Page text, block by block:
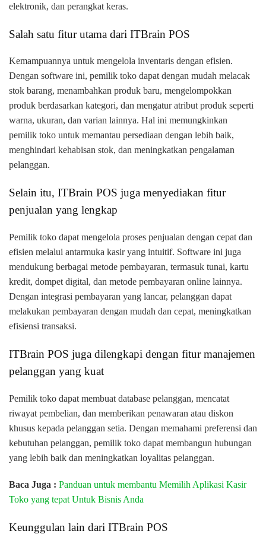
elektronik, dan perangkat keras.
Salah satu fitur utama dari ITBrain POS
Kemampuannya untuk mengelola inventaris dengan efisien.
Dengan software ini, pemilik toko dapat dengan mudah melacak
stok barang, menambahkan produk baru, mengelompokkan
produk berdasarkan kategori, dan mengatur atribut produk seperti
warna, ukuran, dan varian lainnya. Hal ini memungkinkan
pemilik toko untuk memantau persediaan dengan lebih baik,
menghindari kehabisan stok, dan meningkatkan pengalaman
pelanggan.
Selain itu, ITBrain POS juga menyediakan fitur
penjualan yang lengkap
Pemilik toko dapat mengelola proses penjualan dengan cepat dan
efisien melalui antarmuka kasir yang intuitif. Software ini juga
mendukung berbagai metode pembayaran, termasuk tunai, kartu
kredit, dompet digital, dan metode pembayaran online lainnya.
Dengan integrasi pembayaran yang lancar, pelanggan dapat
melakukan pembayaran dengan mudah dan cepat, meningkatkan
efisiensi transaksi.
ITBrain POS juga dilengkapi dengan fitur manajemen
pelanggan yang kuat
Pemilik toko dapat membuat database pelanggan, mencatat
riwayat pembelian, dan memberikan penawaran atau diskon
khusus kepada pelanggan setia. Dengan memahami preferensi dan
kebutuhan pelanggan, pemilik toko dapat membangun hubungan
yang lebih baik dan meningkatkan loyalitas pelanggan.
Baca Juga : Panduan untuk membantu Memilih Aplikasi Kasir
Toko yang tepat Untuk Bisnis Anda
Keunggulan lain dari ITBrain POS